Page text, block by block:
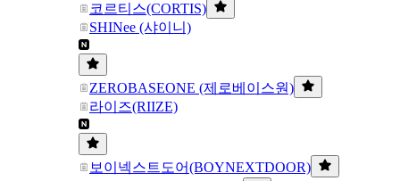
코르티스(CORTIS)
SHINee (샤이니)
ZEROBASEONE (제로베이스원)
라이즈(RIIZE)
보이넥스트도어(BOYNEXTDOOR)